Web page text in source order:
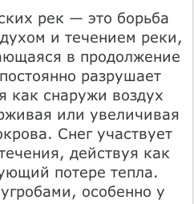
рек — это борьба
и течением реки,
в продолжение
разрушает
как снаружи воздух
или увеличивая
Снег участвует
действуя как
потере тепла.
особенно у